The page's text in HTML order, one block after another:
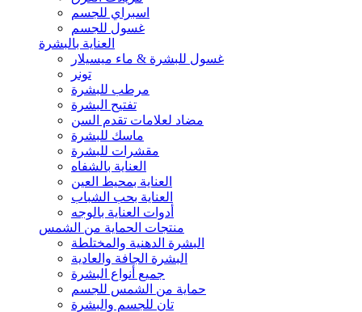
اسبراي للجسم
غسول للجسم
العناية بالبشرة
غسول للبشرة & ماء ميسيلار
تونر
مرطب للبشرة
تفتيح البشرة
مضاد لعلامات تقدم السن
ماسك للبشرة
مقشرات للبشرة
العناية بالشفاه
العناية بمحيط العين
العناية بحب الشباب
أدوات العناية بالوجه
منتجات الحماية من الشمس
البشرة الدهنية والمختلطة
البشرة الجافة والعادية
جميع أنواع البشرة
حماية من الشمس للجسم
تان للجسم والبشرة